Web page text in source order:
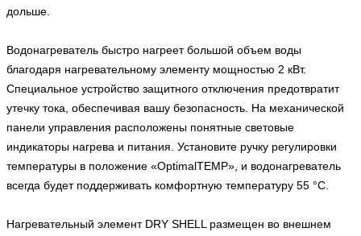
дольше.
Водонагреватель быстро нагреет большой объем воды
благодаря нагревательному элементу мощностью 2 кВт.
Специальное устройство защитного отключения предотвратит
утечку тока, обеспечивая вашу безопасность. На механической
панели управления расположены понятные световые
индикаторы нагрева и питания. Установите ручку регулировки
температуры в положение «OptimalTEMP», и водонагреватель
всегда будет поддерживать комфортную температуру 55 °C.
Нагревательный элемент DRY SHELL размещен во внешнем